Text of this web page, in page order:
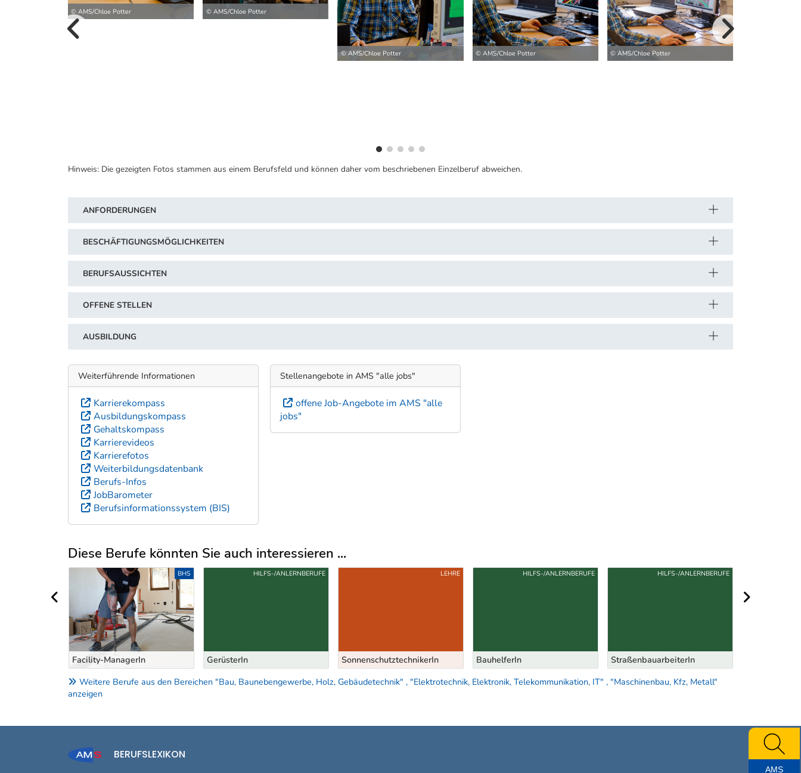
© AMS/Chloe Potter © AMS/Chloe Potter
© AMS/Chloe Potter © AMS/Chloe Potter © AMS/Chloe Potter
vorherige Bilder weitere Bilder>
Hinweis: Die gezeigten Fotos stammen aus einem Berufsfeld und können daher vom beschriebenen Einzelberuf abweichen.
ANFORDERUNGEN
BESCHÄFTIGUNGSMÖGLICHKEITEN
BERUFSAUSSICHTEN
OFFENE STELLEN
AUSBILDUNG
Weiterführende Informationen
Karrierekompass
Ausbildungskompass
Gehaltskompass
Karrierevideos
Karrierefotos
Weiterbildungsdatenbank
Berufs-Infos
JobBarometer
Berufsinformationssystem (BIS)
Stellenangebote in AMS "alle jobs"
offene Job-Angebote im AMS "alle
jobs"
Diese Berufe könnten Sie auch interessieren ...
Uber weitere Berufsvorschläge
Facility-ManagerIn
BHS
GerüsterIn
HILFS-/ANLERNBERUFE
SonnenschutztechnikerIn
LEHRE
BauhelferIn
HILFS-/ANLERNBERUFE
StraßenbauarbeiterIn
HILFS-/ANLERNBERUFE
vorheriger Bereich
Weitere Berufe aus den Bereichen "Bau, Baunebengewerbe, Holz, Gebäudetechnik" , "Elektrotechnik, Elektronik, Telekommunikation, IT" , "Maschinenbau, Kfz, Metall"
anzeigen
BERUFSLEXIKON
AMS